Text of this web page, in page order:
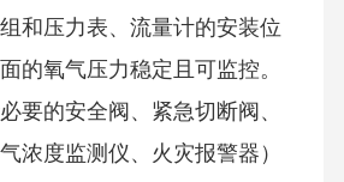
和压力表、流量计的安装位
的氧气压力稳定且可监控。
要的安全阀、紧急切断阀、
浓度监测仪、火灾报警器）